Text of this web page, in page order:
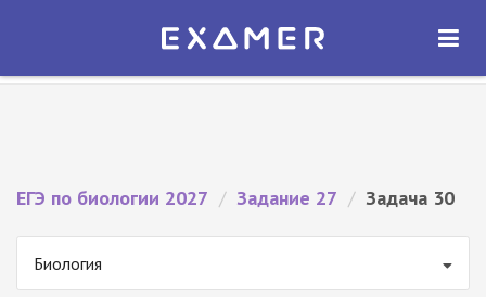
Экзамер — ЕГЭ 2027
ОТКРЫТЬ
ЕГЭ по биологии 2027 / Задание 27 / Задача 30
Биология